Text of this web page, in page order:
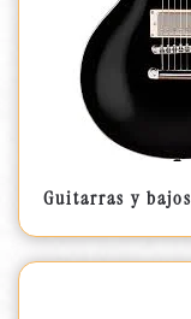
Guitarras y bajos